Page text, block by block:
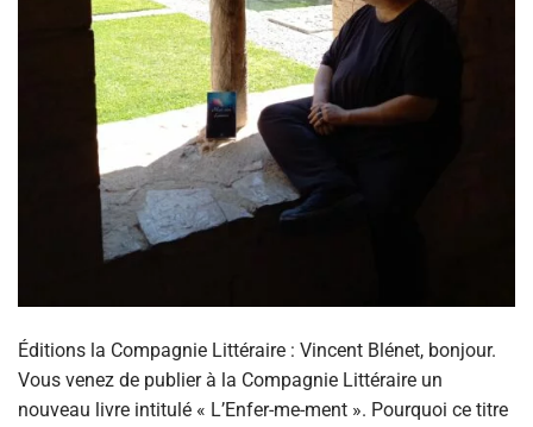
Éditions la Compagnie Littéraire : Vincent Blénet, bonjour.
Vous venez de publier à la Compagnie Littéraire un
nouveau livre intitulé « L’Enfer-me-ment ». Pourquoi ce titre